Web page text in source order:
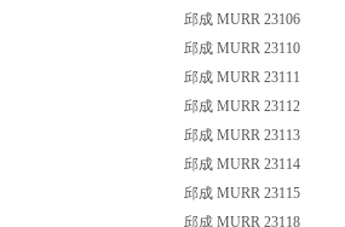
邱成 MURR 23106
邱成 MURR 23110
邱成 MURR 23111
邱成 MURR 23112
邱成 MURR 23113
邱成 MURR 23114
邱成 MURR 23115
邱成 MURR 23118